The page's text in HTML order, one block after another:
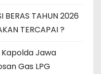
BERAS TAHUN 2026
TERCAPAI ?
Jawa
Gas LPG